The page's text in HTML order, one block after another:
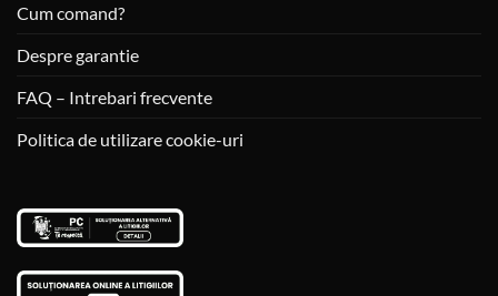
Cum comand?
Despre garantie
FAQ – Intrebari frecvente
Politica de utilizare cookie-uri